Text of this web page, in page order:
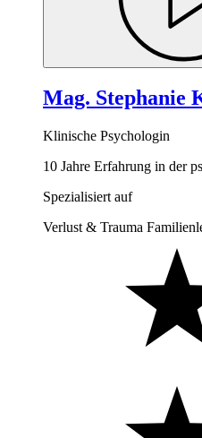
Mag. Stephanie
Klinische Psychologin
10 Jahre Erfahrung in der
Spezialisiert auf
Verlust & Trauma